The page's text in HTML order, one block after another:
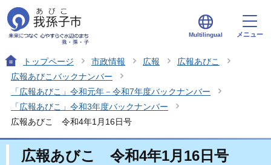
Multilingual メニュー
トップページ 市政情報 広報
広報あびこ
広報あびこバックナンバー
「広報あびこ」令和元年－令和7年度バックナンバー
「広報あびこ」令和3年度バックナンバー
広報あびこ 令和4年1月16日号
広報あびこ 令和4年1月16日号